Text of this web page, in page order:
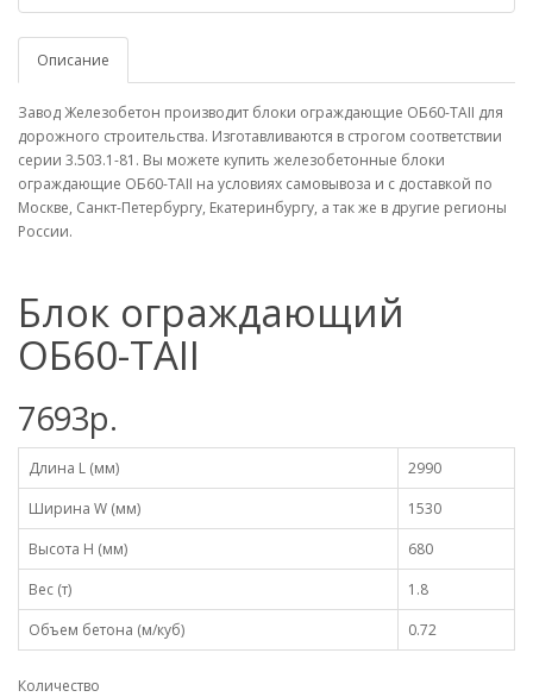
Описание
Завод Железобетон производит блоки ограждающие ОБ60-TAII для
дорожного строительства. Изготавливаются в строгом соответствии
серии 3.503.1-81. Вы можете купить железобетонные блоки
ограждающие ОБ60-TAII на условиях самовывоза и с доставкой по
Москве, Санкт-Петербургу, Екатеринбургу, а так же в другие регионы
России.
Блок ограждающий
ОБ60-TAII
7693р.
Длина L (мм)
2990
Ширина W (мм)
1530
Высота H (мм)
680
Вес (т)
1.8
Объем бетона (м/куб)
0.72
Количество